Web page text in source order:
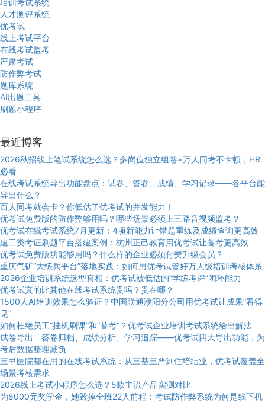
培训考试系统
人才测评系统
优考试
线上考试平台
在线考试监考
严肃考试
防作弊考试
题库系统
AI出题工具
刷题小程序
最近博客
2026秋招线上笔试系统怎么选？多岗位独立组卷+万人同考不卡顿，HR
必看
在线考试系统导出功能盘点：试卷、答卷、成绩、学习记录——各平台能
导出什么？
百人同考就会卡？你低估了优考试的并发能力！
优考试免费版的防作弊够用吗？哪些场景必须上三路音视频监考？
优考试在线考试系统7月更新：4项新能力让错题重练及成绩查询更高效
建工类考证刷题平台搭建案例：杭州正己教育用优考试让备考更高效
优考试免费版功能够用吗？什么样的企业必须付费升级会员？
重庆气矿“大练兵平台”落地实践：如何用优考试管好万人级培训考核体系
2026企业培训系统选型真相：优考试被低估的“学练考评”闭环能力
优考试真的比其他在线考试系统贵吗？贵在哪？
1500人AI培训效果怎么验证？中国联通濮阳分公司用优考试让成果“看得
见”
如何杜绝员工“挂机刷课”和“替考”？优考试企业培训考试系统给出解法
试卷导出、答卷归档、成绩分析、学习追踪——优考试四大导出功能，为
考后数据整理减负
三甲医院都在用的在线考试系统：从三基三严到住培结业，优考试覆盖全
场景考核需求
2026线上考试小程序怎么选？5款主流产品实测对比
为8000元奖学金，她毁掉全班22人前程：考试防作弊系统为何是线下机